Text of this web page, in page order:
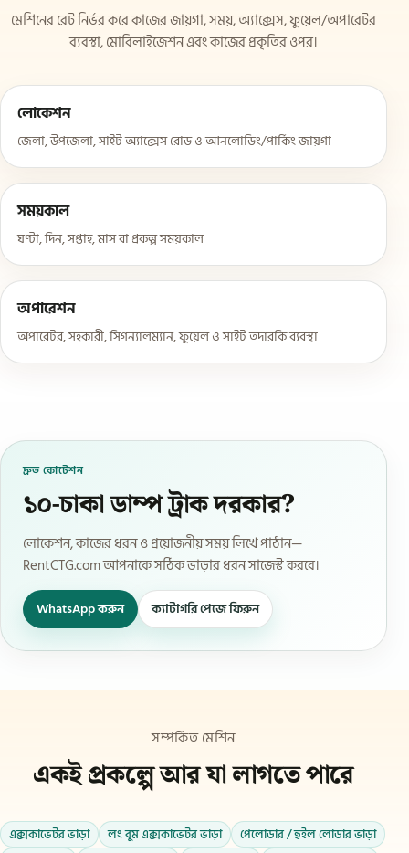
মেশিনের রেট নির্ভর করে কাজের জায়গা, সময়, অ্যাক্সেস, ফুয়েল/অপারেটর
ব্যবস্থা, মোবিলাইজেশন এবং কাজের প্রকৃতির ওপর।
লোকেশন
জেলা, উপজেলা, সাইট অ্যাক্সেস রোড ও আনলোডিং/পার্কিং জায়গা
সময়কাল
ঘণ্টা, দিন, সপ্তাহ, মাস বা প্রকল্প সময়কাল
অপারেশন
অপারেটর, সহকারী, সিগন্যালম্যান, ফুয়েল ও সাইট তদারকি ব্যবস্থা
দ্রুত কোটেশন
১০-চাকা ডাম্প ট্রাক দরকার?
লোকেশন, কাজের ধরন ও প্রয়োজনীয় সময় লিখে পাঠান—
RentCTG.com আপনাকে সঠিক ভাড়ার ধরন সাজেস্ট করবে।
WhatsApp করুন ক্যাটাগরি পেজে ফিরুন
সম্পর্কিত মেশিন
একই প্রকল্পে আর যা লাগতে পারে
এক্সকাভেটর ভাড়া লং বুম এক্সকাভেটর ভাড়া
পেলোডার / হুইল লোডার ভাড়া